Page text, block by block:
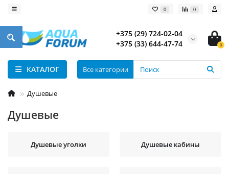
0 0
+375 (29) 724-02-04
+375 (33) 644-47-74
0
КАТАЛОГ Все категории
Душевые
Душевые
Душевые уголки Душевые кабины